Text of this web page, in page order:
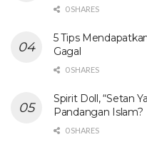
0 SHARES
5 Tips
Gagal
0 SHARES
Spirit Doll, “Setan
Pandangan Islam?
0 SHARES